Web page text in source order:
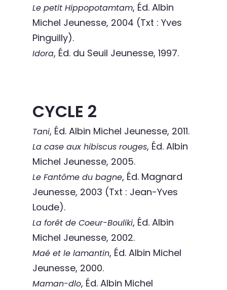
Le petit Hippopotamtam, Éd. Albin
Michel Jeunesse, 2004 (Txt : Yves
Pinguilly).
Idora, Éd. du Seuil Jeunesse, 1997.
CYCLE 2
Tani, Éd. Albin Michel Jeunesse, 2011.
La case aux hibiscus rouges, Éd. Albin
Michel Jeunesse, 2005.
Le Fantôme du bagne, Éd. Magnard
Jeunesse, 2003 (Txt : Jean-Yves
Loude).
La forêt de Coeur-Bouliki, Éd. Albin
Michel Jeunesse, 2002.
Maé et le lamantin, Éd. Albin Michel
Jeunesse, 2000.
Maman-dlo, Éd. Albin Michel